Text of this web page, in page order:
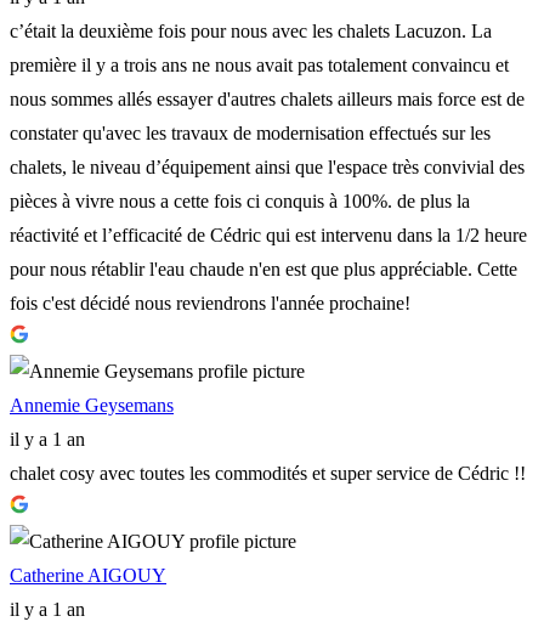
c’était la deuxième fois pour nous avec les chalets Lacuzon. La
première il y a trois ans ne nous avait pas totalement convaincu et
nous sommes allés essayer d'autres chalets ailleurs mais force est de
constater qu'avec les travaux de modernisation effectués sur les
chalets, le niveau d’équipement ainsi que l'espace très convivial des
pièces à vivre nous a cette fois ci conquis à 100%. de plus la
réactivité et l’efficacité de Cédric qui est intervenu dans la 1/2 heure
pour nous rétablir l'eau chaude n'en est que plus appréciable. Cette
fois c'est décidé nous reviendrons l'année prochaine!
Annemie Geysemans
il y a 1 an
chalet cosy avec toutes les commodités et super service de Cédric !!
Catherine AIGOUY
il y a 1 an